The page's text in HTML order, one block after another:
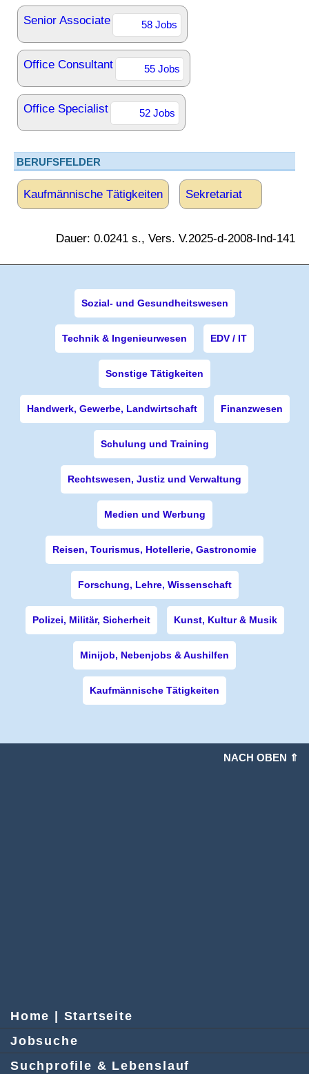
Senior Associate 58 Jobs
Office Consultant 55 Jobs
Office Specialist 52 Jobs
BERUFSFELDER
Kaufmännische Tätigkeiten Sekretariat
Dauer: 0.0241 s., Vers. V.2025-d-2008-Ind-141
Sozial- und Gesundheitswesen
Technik & Ingenieurwesen EDV / IT
Sonstige Tätigkeiten
Handwerk, Gewerbe, Landwirtschaft Finanzwesen
Schulung und Training
Rechtswesen, Justiz und Verwaltung
Medien und Werbung
Reisen, Tourismus, Hotellerie, Gastronomie
Forschung, Lehre, Wissenschaft
Polizei, Militär, Sicherheit Kunst, Kultur & Musik
Minijob, Nebenjobs & Aushilfen
Kaufmännische Tätigkeiten
NACH OBEN ⇑
Home | Startseite
Jobsuche
Suchprofile & Lebenslauf